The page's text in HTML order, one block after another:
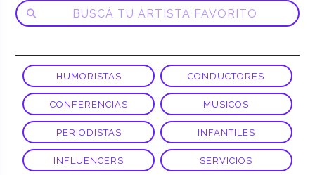
HUMORISTAS CONDUCTORES
CONFERENCIAS MUSICOS
PERIODISTAS INFANTILES
INFLUENCERS SERVICIOS